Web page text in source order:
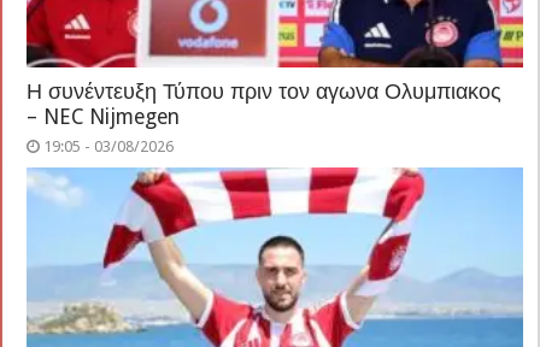
Η συνέντευξη Τύπου πριν τον αγωνα Ολυμπιακος
– NEC Nijmegen
19:05 - 03/08/2026